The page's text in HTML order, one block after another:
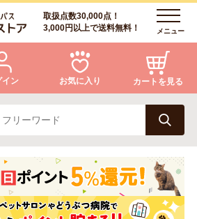
取扱点数30,000点！
3,000円以上で送料無料！
メニュー
猫
アクア・爬虫類・昆虫
イン お気に入り カートを見る
について